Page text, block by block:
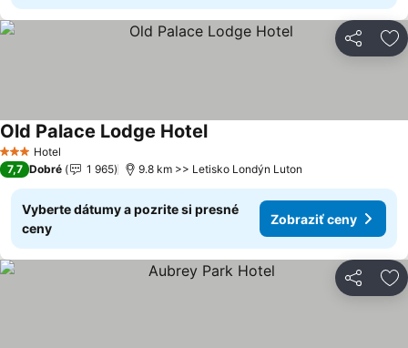
Zdieľať
3 Počet hviezdičiek
Hotel
Old Palace Lodge Hotel
7,7 Dobré 1 965 9.8 km >> Letisko Londýn Luton
Vyberte dátumy a pozrite si presné
ceny
Zobraziť ceny
Zdieľať